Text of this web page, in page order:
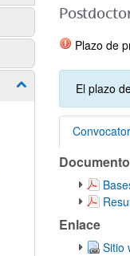
Mostrar/ocultar
Plazo de
El plazo
Enlace
Sitio